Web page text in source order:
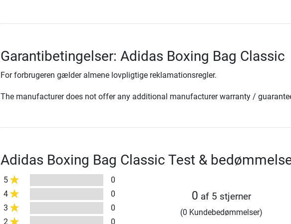
Garantibetingelser: Adidas Boxing Bag Classic
For forbrugeren gælder almene lovpligtige reklamationsregler.
The manufacturer does not offer any additional manufacturer warranty /
Adidas Boxing Bag Classic Test &
5
0
4
0
3
0
2
0
0 af 5 stjerner
(0 Kundebedømmelser)